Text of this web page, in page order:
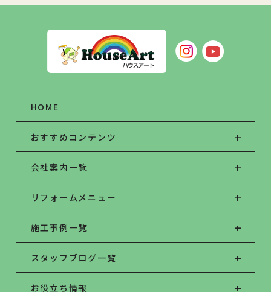
HOME
おすすめコンテンツ
会社案内一覧
リフォームメニュー
施工事例一覧
スタッフブログ一覧
お役立ち情報